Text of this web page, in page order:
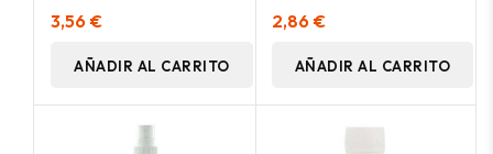
3,56 €
AÑADIR AL CARRITO
2,86 €
AÑADIR AL CARRITO